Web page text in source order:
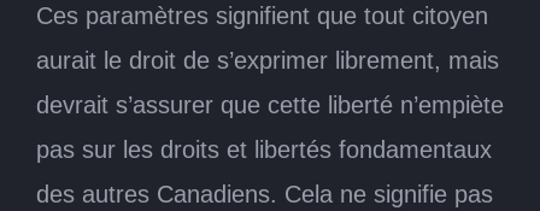
Ces paramètres signifient que tout citoyen
aurait le droit de s’exprimer librement, mais
devrait s’assurer que cette liberté n’empiète
pas sur les droits et libertés fondamentaux
des autres Canadiens. Cela ne signifie pas